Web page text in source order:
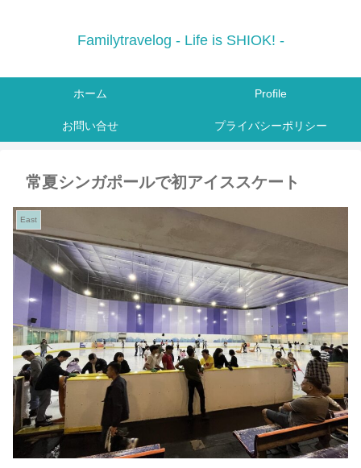
Familytravelog - Life is SHIOK! -
ホーム Profile
お問い合せ プライバシーポリシー
常夏シンガポールで初アイススケート
East